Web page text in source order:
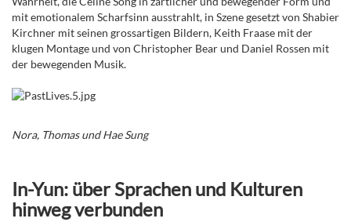
mit emotionalem Scharfsinn ausstrahlt, in Szene gesetzt von Shabier
Kirchner mit seinen grossartigen Bildern, Keith Fraase mit der
klugen Montage und von Christopher Bear und Daniel Rossen mit
der bewegenden Musik.
Nora, Thomas und Hae Sung
In-Yun: über Sprachen und Kulturen
hinweg verbunden